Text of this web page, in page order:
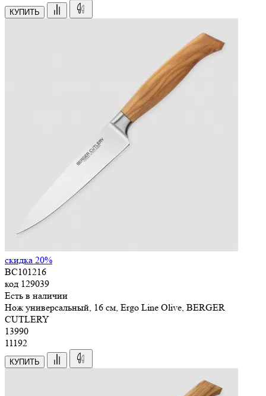
КУПИТЬ
скидка 20%
BC101216
код 129039
Есть в наличии
Нож универсальный, 16 см, Ergo Line Olive, BERGER
CUTLERY
13990
11192
КУПИТЬ